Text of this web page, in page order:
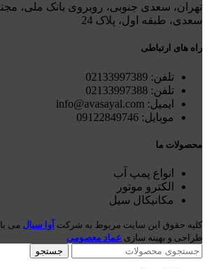
تهران، سعدی جنوبی، روبروی بانک ملی،
سعدی، طبقه اول، پلاک 24
راه های ارتباطی
تلفن: 021 33997389
تلفن:
ایمیل: info@avasayal.com
موبایل: 09122849746
محصولات ما
انواع پمپ آب
الکترو موتور
مکانیکال سیل
کلیه حقوق این سایت مربوط به شرکت آوا سیال می
طراحی و بهینه سازی عماد معصومی
جستجو